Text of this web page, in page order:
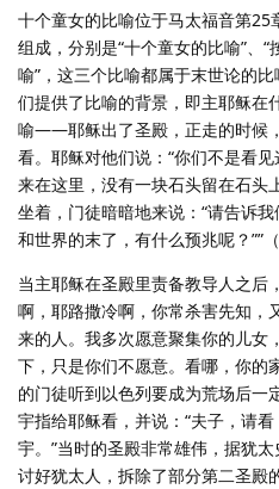
十个童女的比喻位于马太福音第
组成，分别是“十个童女的比喻”、
喻”，这三个比喻都属于末世论的
们提供了比喻的背景，即主耶稣在
喻——耶稣出了圣殿，正走的时候
看。耶稣对他们说：“你们不是看
来在这里，没有一块石头留在石头
坐着，门徒暗暗地来说：“请告诉
和世界的末了，有什么预兆呢？””
当主耶稣在圣殿里责备教导人之后
啊，耶路撒冷啊，你常杀害先知，
来的人。我多次愿意聚集你的儿女
下，只是你们不愿意。看哪，你
的门徒听到以色列要成为荒场后一
宇指给耶稣看，并说：“夫子，请
宇。”当时的圣殿非常雄伟，据犹
讨好犹太人，拆除了部分第二圣殿